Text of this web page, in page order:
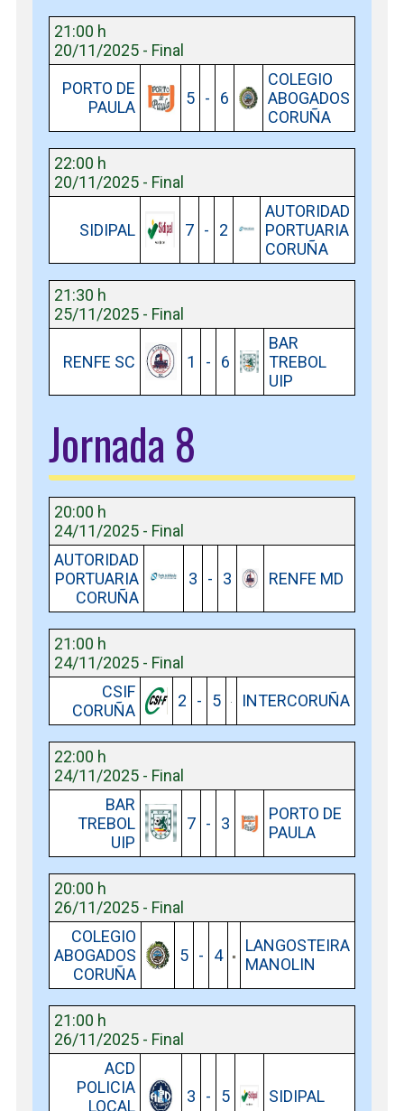
21:00 h
20/11/2025 - Final
PORTO DE
PAULA
5 - 6
COLEGIO
ABOGADOS
CORUÑA
22:00 h
20/11/2025 - Final
SIDIPAL 7 - 2
AUTORIDAD
PORTUARIA
CORUÑA
21:30 h
25/11/2025 - Final
RENFE SC 1 - 6
BAR
TREBOL
UIP
Jornada 8
20:00 h
24/11/2025 - Final
AUTORIDAD
PORTUARIA
CORUÑA
3 - 3 RENFE MD
21:00 h
24/11/2025 - Final
CSIF
CORUÑA
2 - 5 INTERCORUÑA
22:00 h
24/11/2025 - Final
BAR
TREBOL
UIP
7 - 3
PORTO DE
PAULA
20:00 h
26/11/2025 - Final
COLEGIO
ABOGADOS
CORUÑA
5 - 4
LANGOSTEIRA
MANOLIN
21:00 h
26/11/2025 - Final
ACD
POLICIA
LOCAL
3 - 5 SIDIPAL